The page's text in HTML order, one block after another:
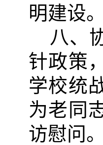
明建设
八、
针政策
学校统
为老同
访慰问